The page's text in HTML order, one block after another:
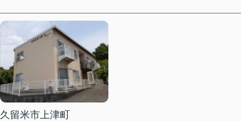
久留米市上津町